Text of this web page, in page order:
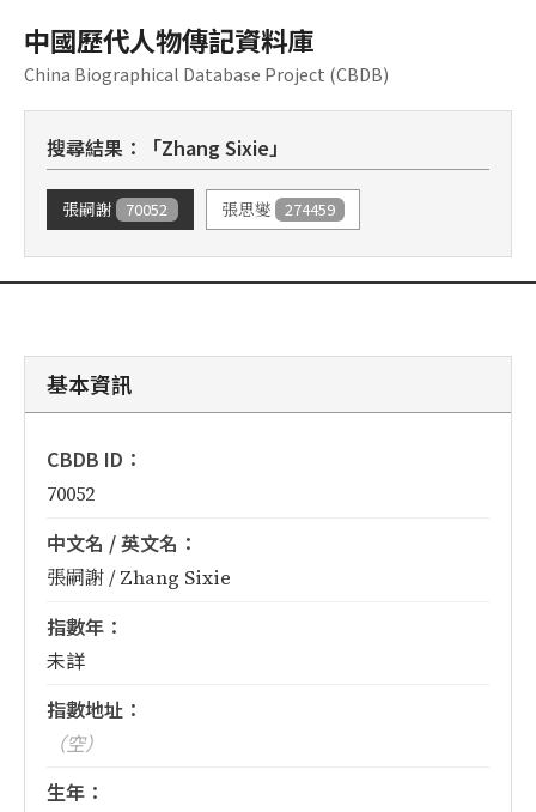
中國歷代人物傳記資料庫
China Biographical Database Project (CBDB)
搜尋結果：「Zhang Sixie」
張嗣謝 70052 張思燮 274459
基本資訊
CBDB ID：
70052
中文名 / 英文名：
張嗣謝 / Zhang Sixie
指數年：
未詳
指數地址：
（空）
生年：